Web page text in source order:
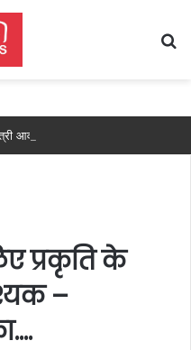
प्रकृति के
–